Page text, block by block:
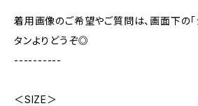
着用画像のご希望やご質問は、画面下の「
タンよりどうぞ◎
----------
＜SIZE＞